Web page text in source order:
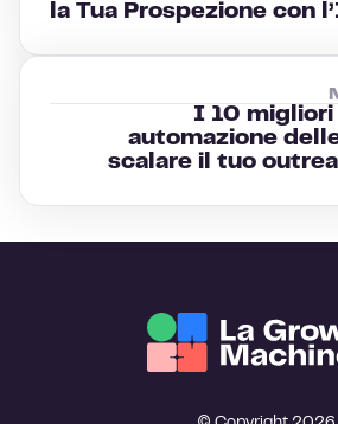
la Tua Prospezione con
I 10
automazione
scalare il tuo